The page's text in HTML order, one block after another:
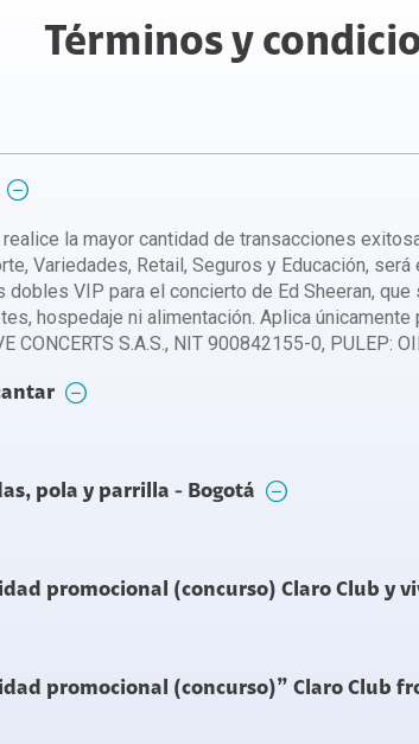
Términos y
la mayor cantidad de transacciones
Variedades, Retail, Seguros y Educación,
VIP para el concierto de Ed Sheeran,
hospedaje ni alimentación. Aplica
CONCERTS S.A.S., NIT 900842155-0, PULEP:
pola y parrilla - Bogotá
promocional (concurso) Claro Club y
promocional (concurso)” Claro Club